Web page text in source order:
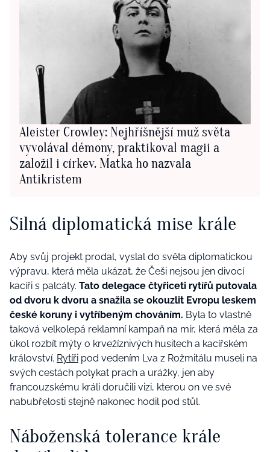
Aleister Crowley: Nejhříšnější muž světa
vyvolával démony, praktikoval magii a
založil i církev. Matka ho nazvala
Antikristem
Silná diplomatická mise krále
Aby svůj projekt prodal, vyslal do světa diplomatickou
výpravu, která měla ukázat, že Češi nejsou jen divocí
kacíři s palcáty. Tato delegace čtyřiceti rytířů putovala
od dvoru k dvoru a snažila se okouzlit Evropu leskem
české koruny i vytříbeným chováním. Byla to vlastně
taková velkolepá reklamní kampaň na mír, která měla za
úkol rozbít mýty o krvežíznivých husitech a kacířském
království. Rytíři pod vedením Lva z Rožmitálu museli na
svých cestách polykat prach a urážky, jen aby
francouzskému králi doručili vizi, kterou on ve své
nabubřelosti stejně nakonec hodil pod stůl.
Náboženská tolerance krále